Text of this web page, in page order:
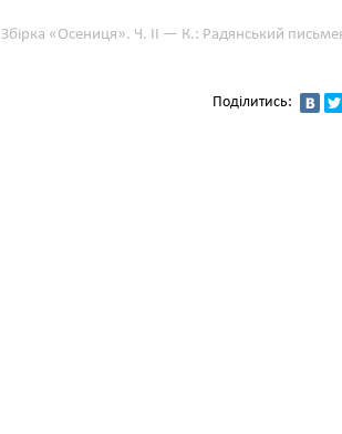
Збірка «Осениця». Ч. ІІ — К.: Радянський
Поділитись: